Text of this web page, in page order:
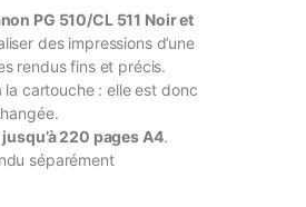
PG 510/CL 511 Noir et
des impressions d’une
rendus fins et précis.
cartouche : elle est donc
jusqu’à 220 pages A4.
séparément